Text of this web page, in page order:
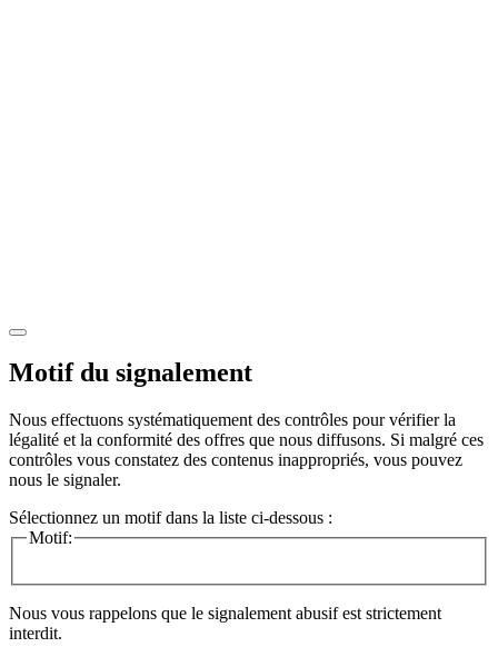
Motif du signalement
Nous effectuons systématiquement des contrôles pour vérifier la
légalité et la conformité des offres que nous diffusons. Si malgré ces
contrôles vous constatez des contenus inappropriés, vous pouvez
nous le signaler.
Sélectionnez un motif dans la liste ci-dessous :
Motif:
Nous vous rappelons que le signalement abusif est strictement
interdit.